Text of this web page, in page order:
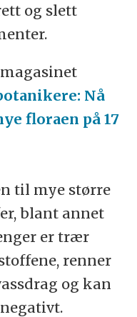
og slett
Nå
floraen på 17
til mye større
blant annet
er trær
renner
og kan